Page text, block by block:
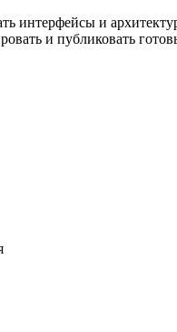
интерфейсы и
и публиковать